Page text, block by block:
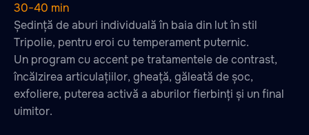
30−40 min
Ședință de aburi individuală în baia din lut în stil
Tripolie, pentru eroi cu temperament puternic.
Un program cu accent pe tratamentele de contrast,
încălzirea articulațiilor, gheață, găleată de șoc,
exfoliere, puterea activă a aburilor fierbinți și un final
uimitor.